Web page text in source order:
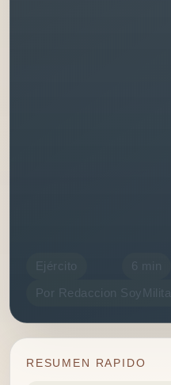
Ejército
Por Redaccion SoyMilitar
RESUMEN RAPIDO